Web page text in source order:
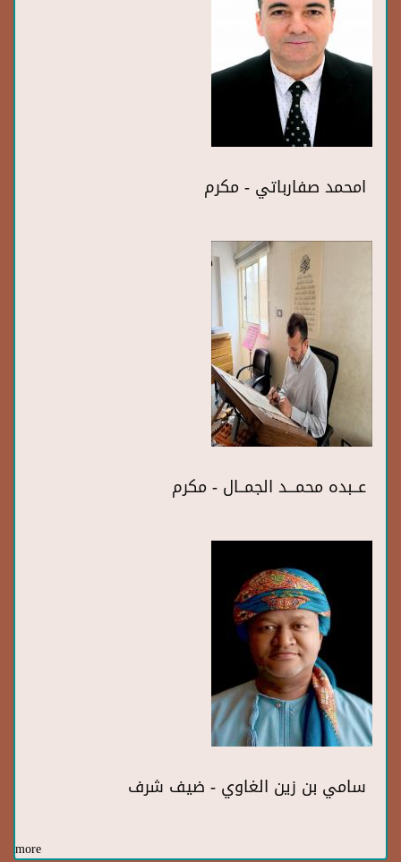
امحمد صفارباتي - مكرم
عــبده محمـــد الجمــال - مكرم
سامي بن زين الغاوي - ضيف شرف
more